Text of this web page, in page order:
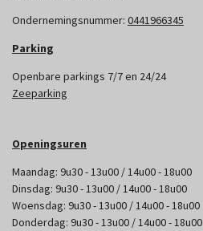
Ondernemingsnummer: 0441966345
Parking
Openbare parkings 7/7 en 24/24
Zeeparking
Openingsuren
Maandag: 9u30 - 13u00 / 14u00 - 18u00
Dinsdag: 9u30 - 13u00 / 14u00 - 18u00
Woensdag: 9u30 - 13u00 / 14u00 - 18u00
Donderdag: 9u30 - 13u00 / 14u00 - 18u00